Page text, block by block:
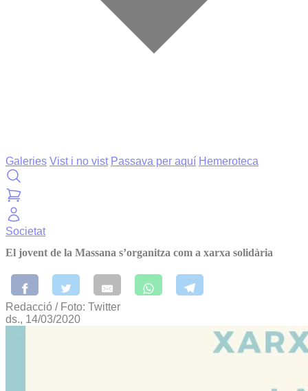
Galeries Vist i no vist Passava per aquí Hemeroteca
Societat
El jovent de la Massana s’organitza com a xarxa solidària
Redacció / Foto: Twitter
ds., 14/03/2020